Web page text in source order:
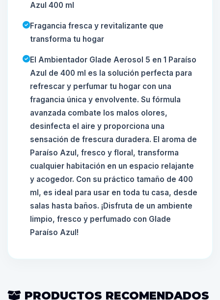
Azul 400 ml
Fragancia fresca y revitalizante que
transforma tu hogar
El Ambientador Glade Aerosol 5 en 1 Paraíso
Azul de 400 ml es la solución perfecta para
refrescar y perfumar tu hogar con una
fragancia única y envolvente. Su fórmula
avanzada combate los malos olores,
desinfecta el aire y proporciona una
sensación de frescura duradera. El aroma de
Paraíso Azul, fresco y floral, transforma
cualquier habitación en un espacio relajante
y acogedor. Con su práctico tamaño de 400
ml, es ideal para usar en toda tu casa, desde
salas hasta baños. ¡Disfruta de un ambiente
limpio, fresco y perfumado con Glade
Paraíso Azul!
PRODUCTOS RECOMENDADOS